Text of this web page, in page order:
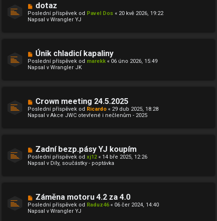
p
ě
v
N
o
v
ý
p
ě
v
dotaz
Poslední příspěvek od Pavel Dos « 20 kvě 2026, 19:22
Napsal v Wrangler YJ
N
o
v
ý
p
ě
v
Únik chladicí kapaliny
Poslední příspěvek od marekk « 06 úno 2026, 15:49
Napsal v Wrangler JK
N
o
v
ý
p
ě
v
Crown meeting 24.5.2025
Poslední příspěvek od Ricardo « 29 dub 2025, 18:28
Napsal v Akce JWC otevřené i nečlenům - 2025
N
o
v
ý
p
ě
v
Zadní bezp.pásy YJ koupím
Poslední příspěvek od xj12 « 14 bře 2025, 12:26
Napsal v Díly, součástky - poptávka
N
o
v
ý
Záměna motoru 4.2 za 4.0
Poslední příspěvek od Raduz46« 06 čer 2024, 14:40
Napsal v Wrangler YJ